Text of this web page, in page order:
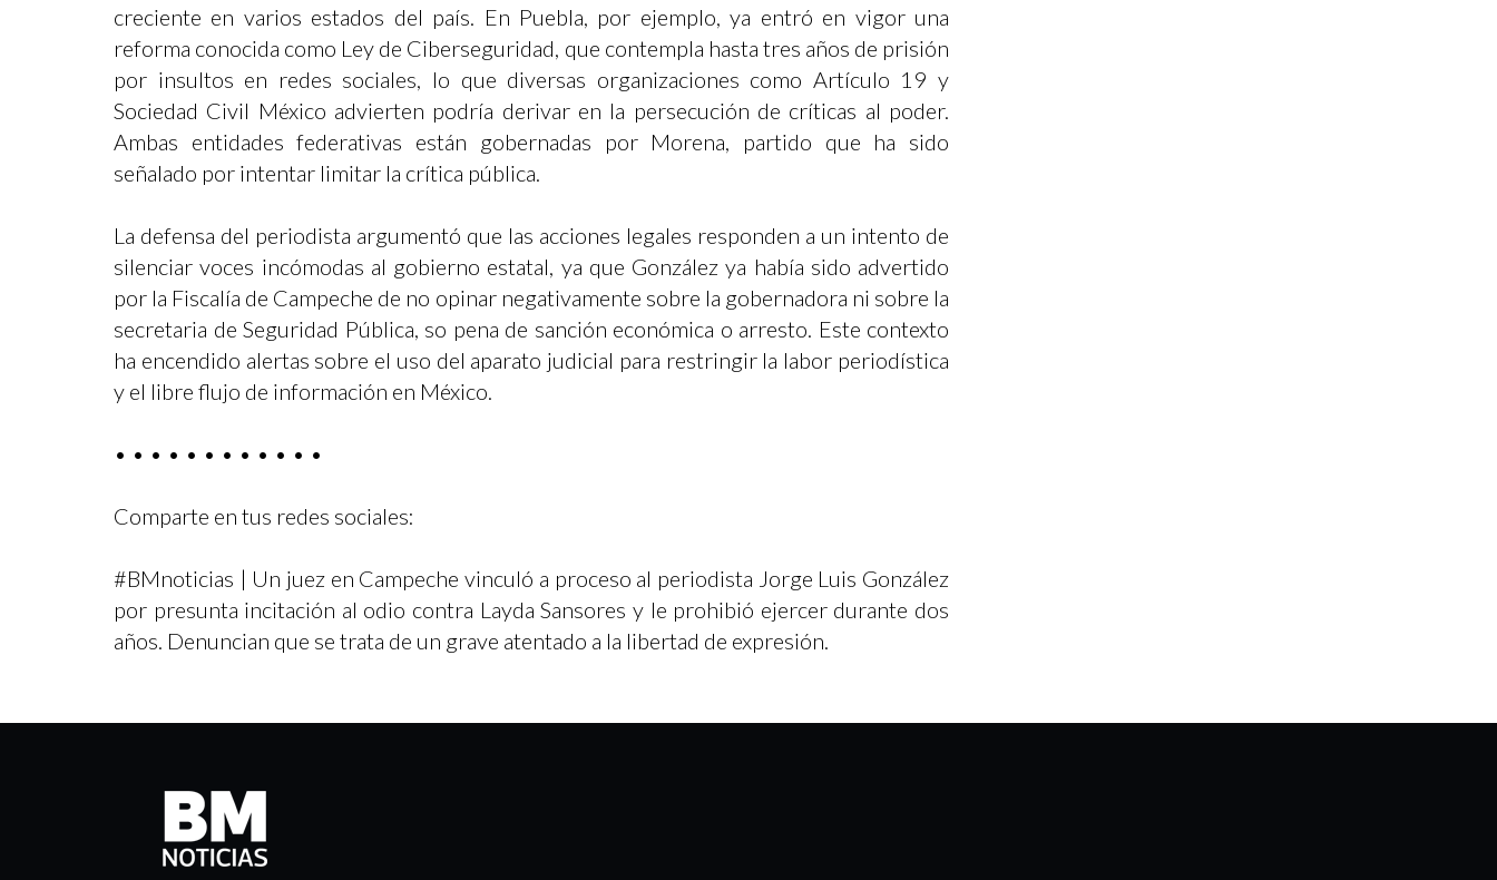
creciente en varios estados del país. En Puebla, por ejemplo, ya entró en vigor una
reforma conocida como Ley de Ciberseguridad, que contempla hasta tres años de prisión
por insultos en redes sociales, lo que diversas organizaciones como Artículo 19 y
Sociedad Civil México advierten podría derivar en la persecución de críticas al poder.
Ambas entidades federativas están gobernadas por Morena, partido que ha sido
señalado por intentar limitar la crítica pública.
La defensa del periodista argumentó que las acciones legales responden a un intento de
silenciar voces incómodas al gobierno estatal, ya que González ya había sido advertido
por la Fiscalía de Campeche de no opinar negativamente sobre la gobernadora ni sobre la
secretaria de Seguridad Pública, so pena de sanción económica o arresto. Este contexto
ha encendido alertas sobre el uso del aparato judicial para restringir la labor periodística
y el libre flujo de información en México.
• • • • • • • • • • • •
Comparte en tus redes sociales:
#BMnoticias | Un juez en Campeche vinculó a proceso al periodista Jorge Luis González
por presunta incitación al odio contra Layda Sansores y le prohibió ejercer durante dos
años. Denuncian que se trata de un grave atentado a la libertad de expresión.